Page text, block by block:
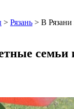
> Рязань > В